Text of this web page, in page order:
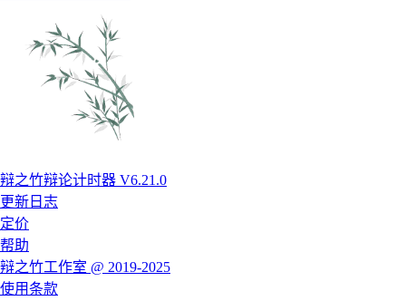
辩之竹辩论计时器 V6.21.0
更新日志
定价
帮助
辩之竹工作室 @ 2019-2025
使用条款